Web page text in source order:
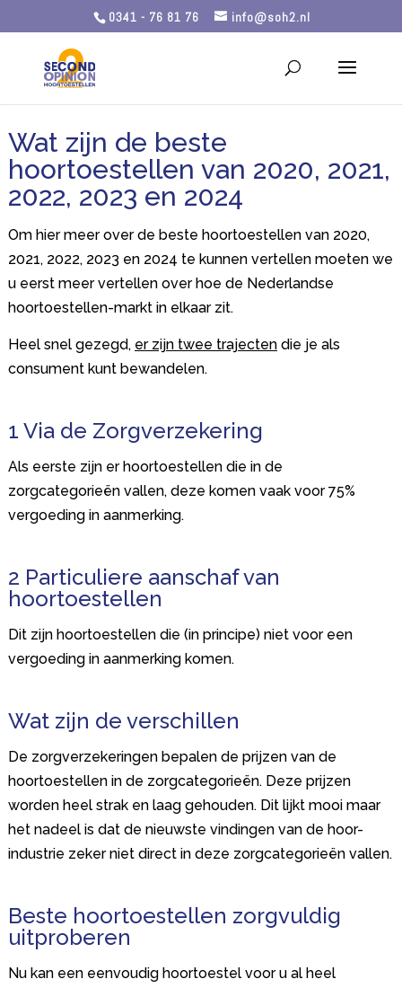
0341 - 76 81 76 info@soh2.nl
Wat zijn de beste
hoortoestellen van 2020, 2021,
2022, 2023 en 2024
Om hier meer over de beste hoortoestellen van 2020,
2021, 2022, 2023 en 2024 te kunnen vertellen moeten we
u eerst meer vertellen over hoe de Nederlandse
hoortoestellen-markt in elkaar zit.
Heel snel gezegd, er zijn twee trajectendie je als
consument kunt bewandelen.
1 Via de Zorgverzekering
Als eerste zijn er hoortoestellen die in de
zorgcategorieën vallen, deze komen vaak voor 75%
vergoeding in aanmerking.
2 Particuliere aanschaf van
hoortoestellen
Dit zijn hoortoestellen die (in principe) niet voor een
vergoeding in aanmerking komen.
Wat zijn de verschillen
De zorgverzekeringen bepalen de prijzen van de
hoortoestellen in de zorgcategorieën. Deze prijzen
worden heel strak en laag gehouden. Dit lijkt mooi maar
het nadeel is dat de nieuwste vindingen van de hoor-
industrie zeker niet direct in deze zorgcategorieën vallen.
Beste hoortoestellen zorgvuldig
uitproberen
Nu kan een eenvoudig hoortoestel voor u al heel